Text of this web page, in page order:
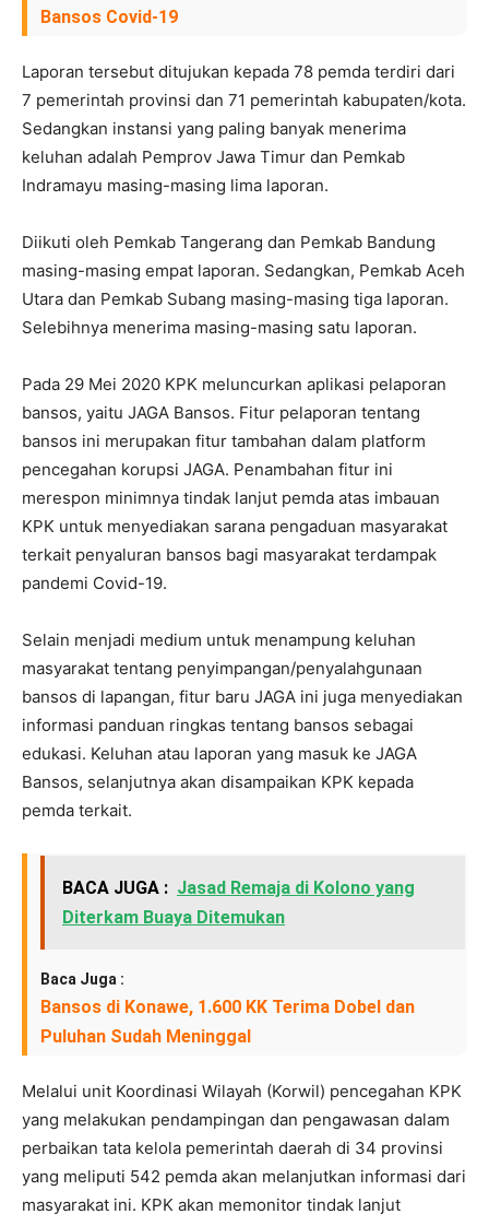
Bansos Covid-19
Laporan tersebut ditujukan kepada 78 pemda terdiri dari
7 pemerintah provinsi dan 71 pemerintah kabupaten/kota.
Sedangkan instansi yang paling banyak menerima
keluhan adalah Pemprov Jawa Timur dan Pemkab
Indramayu masing-masing lima laporan.
Diikuti oleh Pemkab Tangerang dan Pemkab Bandung
masing-masing empat laporan. Sedangkan, Pemkab Aceh
Utara dan Pemkab Subang masing-masing tiga laporan.
Selebihnya menerima masing-masing satu laporan.
Pada 29 Mei 2020 KPK meluncurkan aplikasi pelaporan
bansos, yaitu JAGA Bansos. Fitur pelaporan tentang
bansos ini merupakan fitur tambahan dalam platform
pencegahan korupsi JAGA. Penambahan fitur ini
merespon minimnya tindak lanjut pemda atas imbauan
KPK untuk menyediakan sarana pengaduan masyarakat
terkait penyaluran bansos bagi masyarakat terdampak
pandemi Covid-19.
Selain menjadi medium untuk menampung keluhan
masyarakat tentang penyimpangan/penyalahgunaan
bansos di lapangan, fitur baru JAGA ini juga menyediakan
informasi panduan ringkas tentang bansos sebagai
edukasi. Keluhan atau laporan yang masuk ke JAGA
Bansos, selanjutnya akan disampaikan KPK kepada
pemda terkait.
BACA JUGA : Jasad Remaja di Kolono yang
Diterkam Buaya Ditemukan
Baca Juga :
Bansos di Konawe, 1.600 KK Terima Dobel dan
Puluhan Sudah Meninggal
Melalui unit Koordinasi Wilayah (Korwil) pencegahan KPK
yang melakukan pendampingan dan pengawasan dalam
perbaikan tata kelola pemerintah daerah di 34 provinsi
yang meliputi 542 pemda akan melanjutkan informasi dari
masyarakat ini. KPK akan memonitor tindak lanjut